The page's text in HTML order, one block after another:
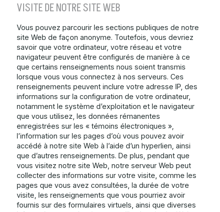
VISITE DE NOTRE SITE WEB
Vous pouvez parcourir les sections publiques de notre
site Web de façon anonyme. Toutefois, vous devriez
savoir que votre ordinateur, votre réseau et votre
navigateur peuvent être configurés de manière à ce
que certains renseignements nous soient transmis
lorsque vous vous connectez à nos serveurs. Ces
renseignements peuvent inclure votre adresse IP, des
informations sur la configuration de votre ordinateur,
notamment le système d’exploitation et le navigateur
que vous utilisez, les données rémanentes
enregistrées sur les « témoins électroniques »,
l’information sur les pages d’où vous pouvez avoir
accédé à notre site Web à l’aide d’un hyperlien, ainsi
que d’autres renseignements. De plus, pendant que
vous visitez notre site Web, notre serveur Web peut
collecter des informations sur votre visite, comme les
pages que vous avez consultées, la durée de votre
visite, les renseignements que vous pourriez avoir
fournis sur des formulaires virtuels, ainsi que diverses